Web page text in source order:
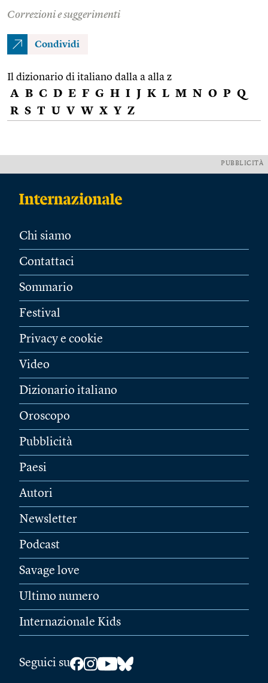
Correzioni e suggerimenti
Condividi
Il dizionario di italiano dalla a alla z
A B C D E F G H I J K L M N O P Q
R S T U V W X Y Z
PUBBLICITÀ
Chi siamo
Contattaci
Sommario
Festival
Privacy e cookie
Video
Dizionario italiano
Oroscopo
Pubblicità
Paesi
Autori
Newsletter
Podcast
Savage love
Ultimo numero
Internazionale Kids
Seguici su